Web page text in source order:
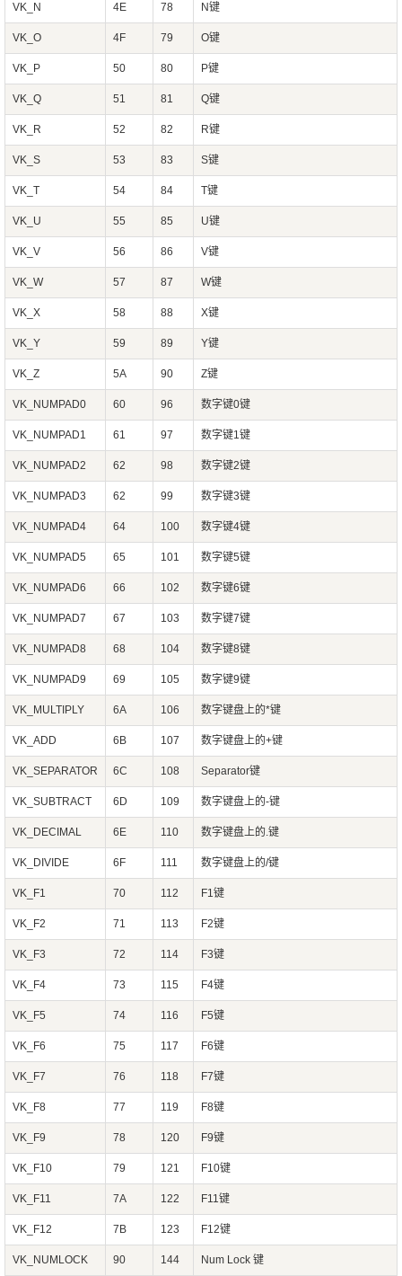
VK_N 4E 78 N键
VK_O 4F 79 O键
VK_P 50 80 P键
VK_Q 51 81 Q键
VK_R 52 82 R键
VK_S 53 83 S键
VK_T 54 84 T键
VK_U 55 85 U键
VK_V 56 86 V键
VK_W 57 87 W键
VK_X 58 88 X键
VK_Y 59 89 Y键
VK_Z 5A 90 Z键
VK_NUMPAD0 60 96 数字键0键
VK_NUMPAD1 61 97 数字键1键
VK_NUMPAD2 62 98 数字键2键
VK_NUMPAD3 62 99 数字键3键
VK_NUMPAD4 64 100 数字键4键
VK_NUMPAD5 65 101 数字键5键
VK_NUMPAD6 66 102 数字键6键
VK_NUMPAD7 67 103 数字键7键
VK_NUMPAD8 68 104 数字键8键
VK_NUMPAD9 69 105 数字键9键
VK_MULTIPLY 6A 106 数字键盘上的*键
VK_ADD 6B 107 数字键盘上的+键
VK_SEPARATOR 6C 108 Separator键
VK_SUBTRACT 6D 109 数字键盘上的-键
VK_DECIMAL 6E 110 数字键盘上的.键
VK_DIVIDE 6F 111 数字键盘上的/键
VK_F1 70 112 F1键
VK_F2 71 113 F2键
VK_F3 72 114 F3键
VK_F4 73 115 F4键
VK_F5 74 116 F5键
VK_F6 75 117 F6键
VK_F7 76 118 F7键
VK_F8 77 119 F8键
VK_F9 78 120 F9键
VK_F10 79 121 F10键
VK_F11 7A 122 F11键
VK_F12 7B 123 F12键
VK_NUMLOCK 90 144 Num Lock 键